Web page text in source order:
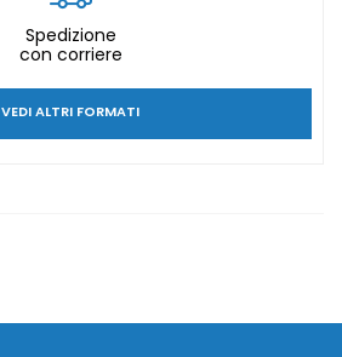
Spedizione
con corriere
VEDI ALTRI FORMATI